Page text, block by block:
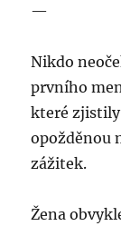
—
Nikdo
prvního
které
opožděnou
zážitek.
Žena